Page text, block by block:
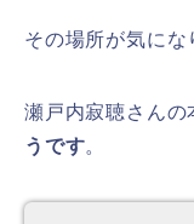
その場所が気にな
瀬戸内寂聴さんの
うです。